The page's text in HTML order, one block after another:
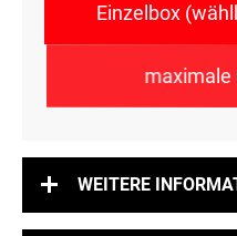
Einzelbox
maximale
WEITERE